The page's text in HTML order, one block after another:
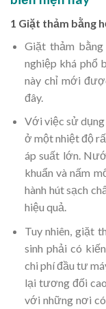
1 Giặt thảm bằng
Giặt thảm
nghiệp khá phổ
này chỉ mới
đây.
Với việc sử
ở một nhiệt độ
áp suất lớn.
khuẩn và nấm
hành hút sạch
hiệu quả.
Tuy nhiên, giặt
sinh phải có
chi phí đầu tư
lại tương đối
với những nơi